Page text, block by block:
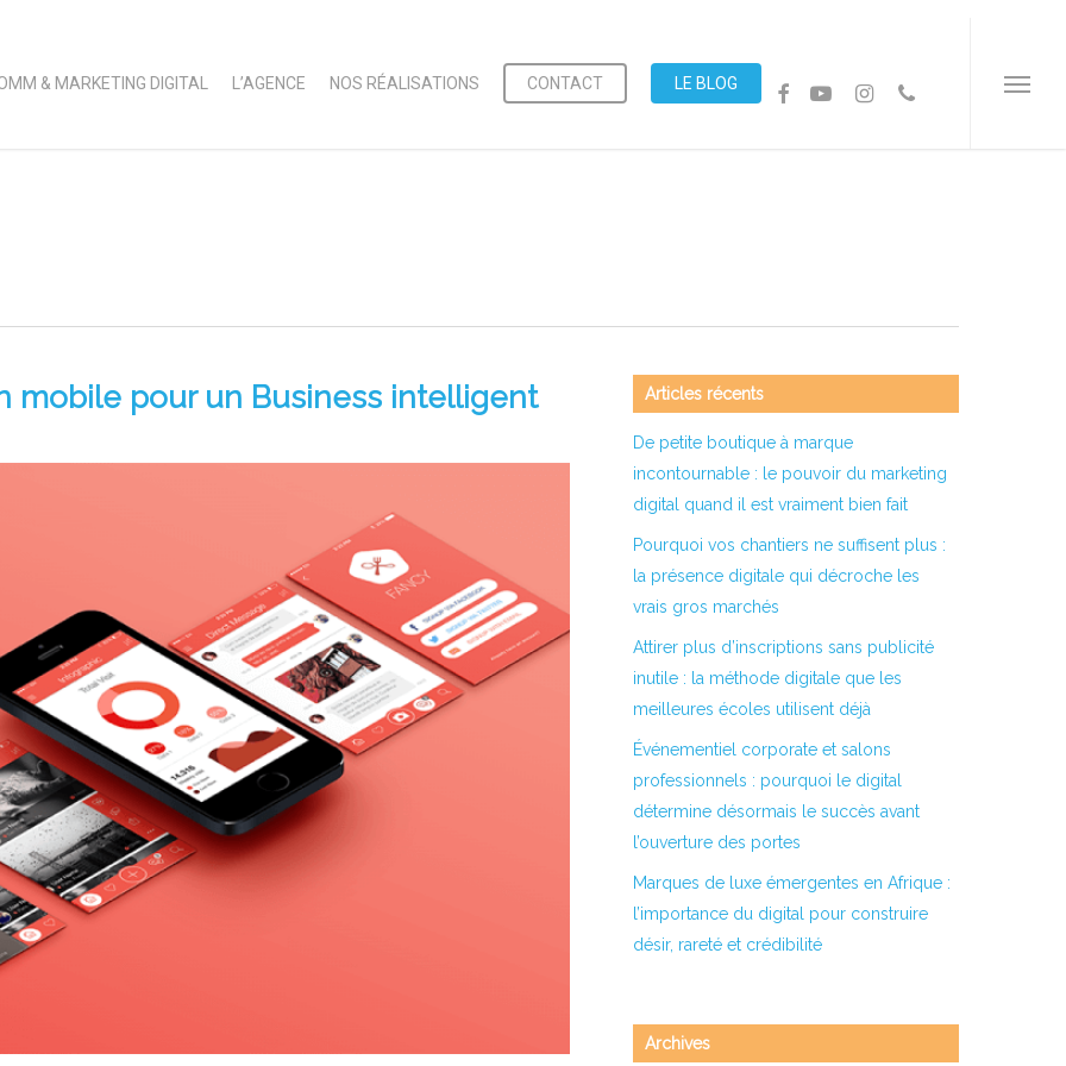
& MARKETING DIGITAL L’AGENCE NOS RÉALISATIONS CONTACT LE BLOG FACEBOOKYOUTUBEINSTAGRAM
PHONE Menu
mobile pour un Business intelligent Articles récents
De petite boutique à marque
incontournable : le pouvoir du marketing
digital quand il est vraiment bien fait
Pourquoi vos chantiers ne suffisent plus :
la présence digitale qui décroche les
vrais gros marchés
Attirer plus d’inscriptions sans publicité
inutile : la méthode digitale que les
meilleures écoles utilisent déjà
Événementiel corporate et salons
professionnels : pourquoi le digital
détermine désormais le succès avant
l’ouverture des portes
Marques de luxe émergentes en Afrique :
l’importance du digital pour construire
désir, rareté et crédibilité
Archives